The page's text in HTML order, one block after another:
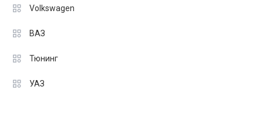
Volkswagen
ВАЗ
Тюнинг
УАЗ